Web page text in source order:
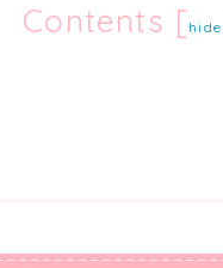
Contents [ hide